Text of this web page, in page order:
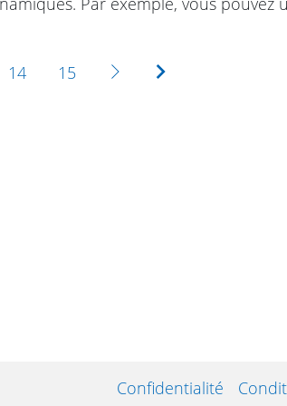
14 15 Suivante
Confidentialité